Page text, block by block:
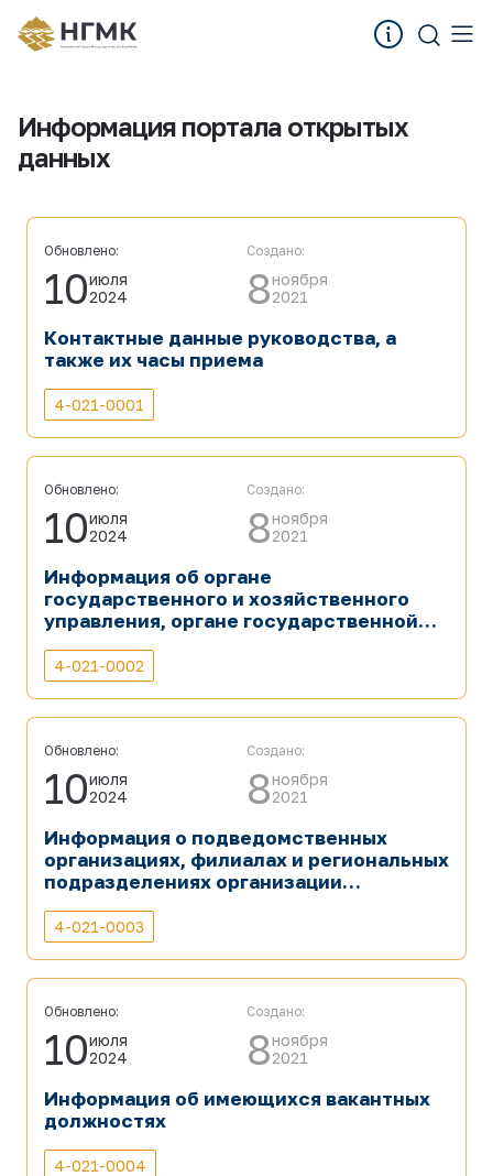
Информация портала открытых
данных
Обновлено:
10июля
2024
Создано:
8ноября
2021
Контактные данные руководства, а
также их часы приема
4-021-0001
Обновлено:
10июля
2024
Создано:
8ноября
2021
Информация об органе
государственного и хозяйственного
управления, органе государственной
расположения, режим работы,
контактные телефоны по работе с
руководителя, геопозиция)
4-021-0002
Обновлено:
10июля
2024
Создано:
8ноября
2021
Информация о подведомственных
организациях, филиалах и региональных
подразделениях организации
режим работы, контактные телефоны по
работе с населением, официальный
4-021-0003
Обновлено:
10июля
2024
Создано:
8ноября
2021
Информация об имеющихся вакантных
должностях
4-021-0004